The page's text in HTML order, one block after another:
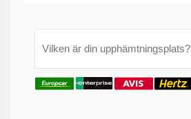
Vilken är din upphämtningsplats?